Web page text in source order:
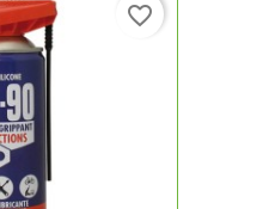
favorite_border